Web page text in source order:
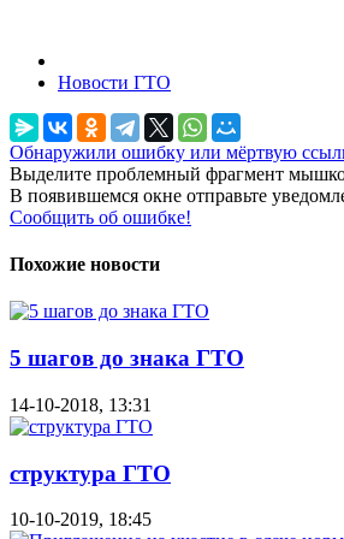
Новости ГТО
Обнаружили ошибку или мёртвую
Выделите проблемный фрагмент
В появившемся окне отправьте
Сообщить об ошибке!
Похожие новости
5 шагов до знака ГТО
14-10-2018, 13:31
структура ГТО
10-10-2019, 18:45